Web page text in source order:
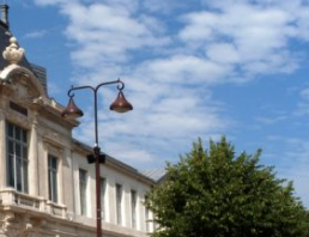
Actualités
journées d’études
d’emploi